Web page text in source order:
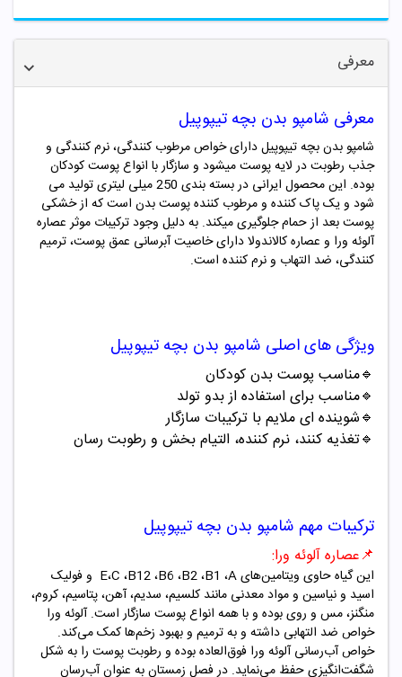
معرفی
معرفی شامپو بدن بچه تیپوپیل
شامپو بدن بچه تیپوپیل دارای خواص مرطوب کنندگی، نرم کنندگی و
جذب رطوبت در لایه پوست میشود و سازگار با انواع پوست کودکان
بوده. این محصول ایرانی در بسته بندی 250 میلی لیتری تولید می
شود و یک پاک کننده و مرطوب کننده پوست بدن است که از خشکی
پوست بعد از حمام جلوگیری میکند. به دلیل وجود ترکیبات موثر عصاره
آلوئه ورا و عصاره کالاندولا دارای خاصیت آبرسانی عمق پوست، ترمیم
کنندگی، ضد التهاب و نرم کننده است.
ویژگی های اصلی شامپو بدن بچه تیپوپیل
🔹مناسب پوست بدن کودکان
🔹مناسب برای استفاده از بدو تولد
🔹شوینده ای ملایم با ترکیبات سازگار
🔹تغذیه کنند، نرم کننده، التیام بخش و رطوبت رسان
ترکیبات مهم شامپو بدن بچه تیپوپیل
📌عصاره آلوئه ورا:
این گیاه حاوی ویتامین‌هایA، B1،B2، B6،B12، C،E و فولیک
اسید و نیاسین و مواد معدنی مانند کلسیم، سدیم، آهن، پتاسیم، کروم،
منگنز، مس و روی بوده و با همه انواع پوست سازگار است. آلوئه ورا
خواص ضد التهابی داشته و به ترمیم و بهبود زخم‌ها کمک می‌کند.
خواص آب‌رسانی آلوئه ورا فوق‌العاده بوده و رطوبت پوست را به شکل
شگفت‌انگیزی حفظ می‌نماید. در فصل زمستان به عنوان آب‌رسان